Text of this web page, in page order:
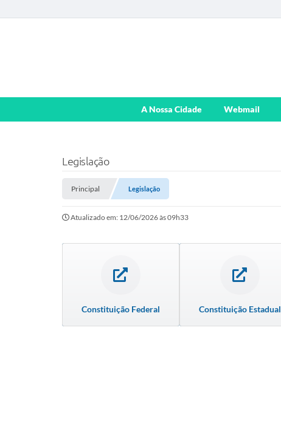
A Nossa Cidade Webmail
Legislação
Principal Legislação
Atualizado em: 12/06/2026 às 09h33
Constituição Federal Constituição Estadual